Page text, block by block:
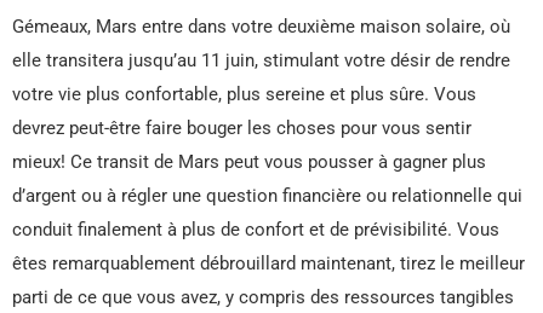
Gémeaux, Mars entre dans votre deuxième maison solaire, où
elle transitera jusqu’au 11 juin, stimulant votre désir de rendre
votre vie plus confortable, plus sereine et plus sûre. Vous
devrez peut-être faire bouger les choses pour vous sentir
mieux! Ce transit de Mars peut vous pousser à gagner plus
d’argent ou à régler une question financière ou relationnelle qui
conduit finalement à plus de confort et de prévisibilité. Vous
êtes remarquablement débrouillard maintenant, tirez le meilleur
parti de ce que vous avez, y compris des ressources tangibles